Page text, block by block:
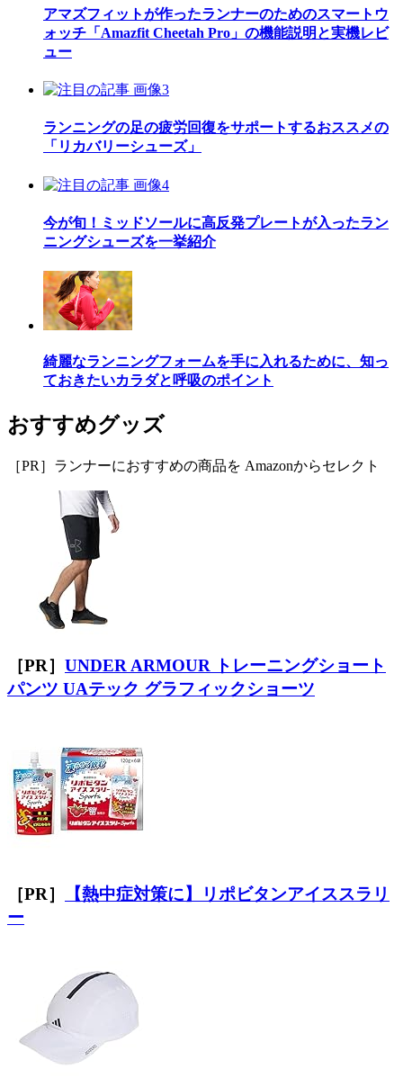
アマズフィットが作ったランナーのためのスマートウ
ォッチ「Amazfit Cheetah Pro」の機能説明と実機レビ
ュー
ランニングの足の疲労回復をサポートするおススメの
「リカバリーシューズ」
今が旬！ミッドソールに高反発プレートが入ったラン
ニングシューズを一挙紹介
綺麗なランニングフォームを手に入れるために、知っ
ておきたいカラダと呼吸のポイント
おすすめグッズ
［PR］ランナーにおすすめの商品を Amazonからセレクト
［PR］ UNDER ARMOUR トレーニングショート
パンツ UAテック グラフィックショーツ
［PR］
【熱中症対策に】リポビタンアイススラリ
ー